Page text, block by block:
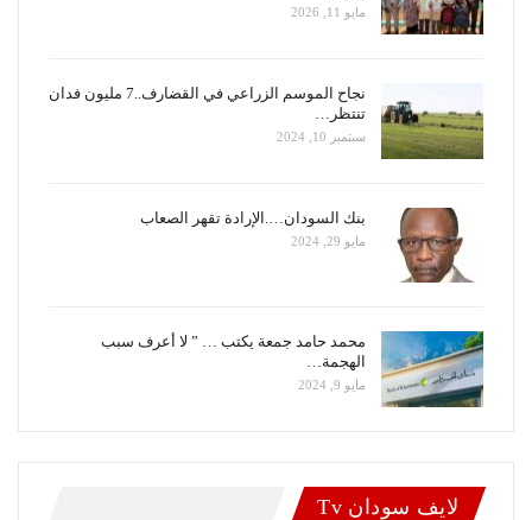
مايو 11, 2026
نجاح الموسم الزراعي في القضارف..7 مليون فدان
تنتظر…
سبتمبر 10, 2024
بنك السودان….الإرادة تقهر الصعاب
مايو 29, 2024
محمد حامد جمعة يكتب … ” لا أعرف سبب
الهجمة…
مايو 9, 2024
لايف سودان Tv